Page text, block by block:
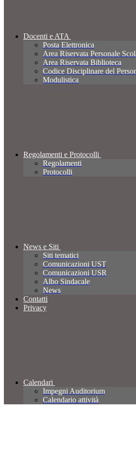
Docenti e ATA
Posta Elettronica
Area Riservata Personale
Area Riservata Biblioteca
Codice Disciplinare del
Modulistica
Regolamenti e Protocolli
Regolamenti
Protocolli
News e Siti
Siti tematici
Comunicazioni UST
Comunicazioni USR
Albo Sindacale
News
Contatti
Privacy
Calendari
Impegni Auditorium
Calendario attività